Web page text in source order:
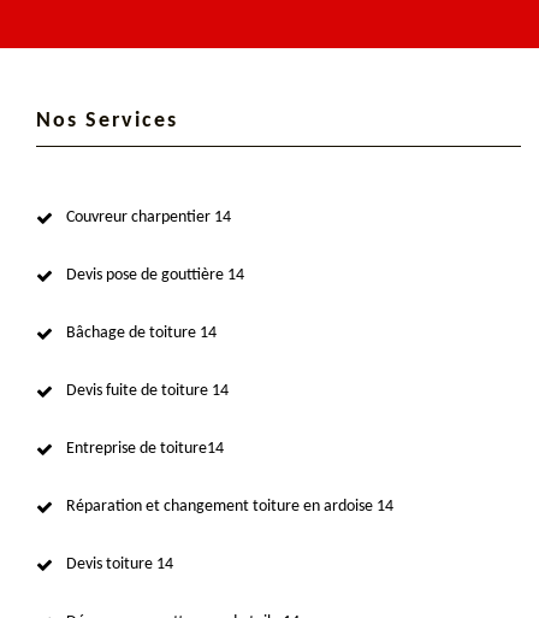
Nos Services
Couvreur charpentier 14
Devis pose de gouttière 14
Bâchage de toiture 14
Devis fuite de toiture 14
Entreprise de toiture14
Réparation et changement toiture en ardoise 14
Devis toiture 14